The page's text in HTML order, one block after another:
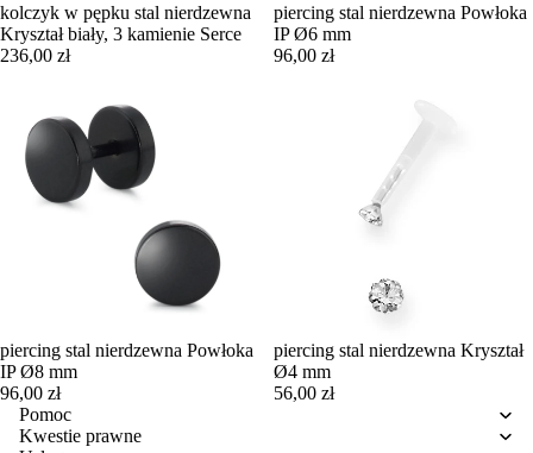
kolczyk w pępku stal nierdzewna
Kryształ biały, 3 kamienie Serce
236,00 zł
piercing stal nierdzewna Powłoka
IP Ø6 mm
96,00 zł
piercing stal nierdzewna Powłoka
IP Ø8 mm
96,00 zł
piercing stal nierdzewna Kryształ
Ø4 mm
56,00 zł
Pomoc
Kwestie prawne